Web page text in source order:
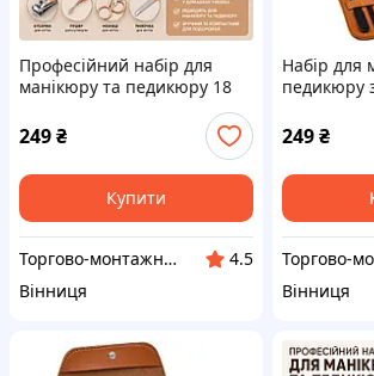
Професійний набір для
манікюру та педикюру 18
249₴
Купити
Торгово-монтажна компанія "BigBud"
4.5
Вінниця
Набір для
педикюру
249₴
Вінниця